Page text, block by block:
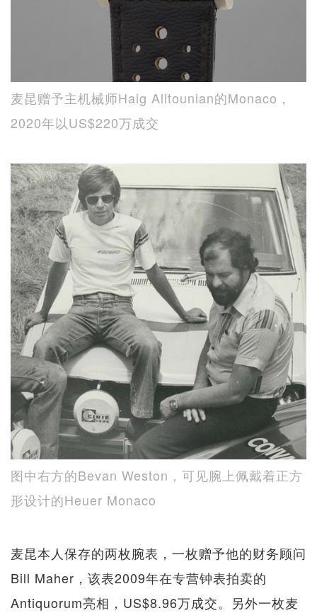
麦昆赠予主机械师Haig Alltounian的Monaco，
2020年以US$220万成交
图中右方的Bevan Weston，可见腕上佩戴着正方
形设计的Heuer Monaco
麦昆本人保存的两枚腕表，一枚赠予他的财务顾问
Bill Maher，该表2009年在专营钟表拍卖的
Antiquorum亮相，US$8.96万成交。另外一枚麦